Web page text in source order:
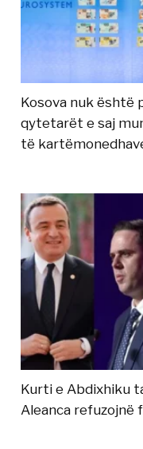
Kosova nuk është
qytetarët e saj
të
Kurti e Abdixhiku
Aleanca refuzojnë